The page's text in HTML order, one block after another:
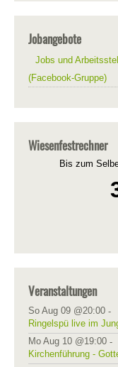
Jobangebote
Jobs und
(Facebook-Gruppe)
Wiesenfestrechner
Bis zum
Veranstaltungen
So Aug 09 @20:00 -
Ringelspü live im
Mo Aug 10 @19:00 -
Kirchenführung -